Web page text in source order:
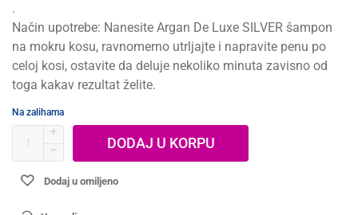
.
Način upotrebe: Nanesite Argan De Luxe SILVER šampon
na mokru kosu, ravnomerno utrljajte i napravite penu po
celoj kosi, ostavite da deluje nekoliko minuta zavisno od
toga kakav rezultat želite.
Na zalihama
DODAJ U KORPU
Dodaj u omiljeno